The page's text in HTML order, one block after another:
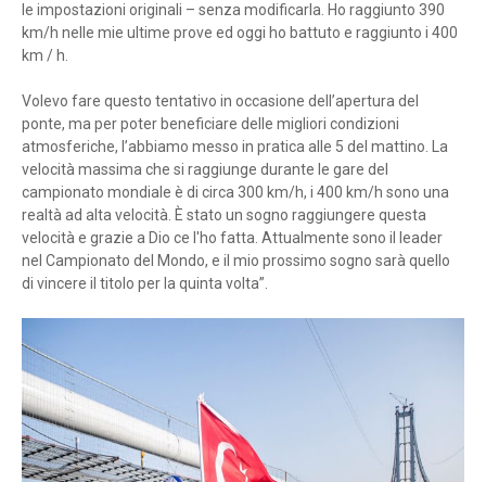
le impostazioni originali – senza modificarla. Ho raggiunto 390
km/h nelle mie ultime prove ed oggi ho battuto e raggiunto i 400
km / h.
Volevo fare questo tentativo in occasione dell’apertura del
ponte, ma per poter beneficiare delle migliori condizioni
atmosferiche, l’abbiamo messo in pratica alle 5 del mattino. La
velocità massima che si raggiunge durante le gare del
campionato mondiale è di circa 300 km/h, i 400 km/h sono una
realtà ad alta velocità. È stato un sogno raggiungere questa
velocità e grazie a Dio ce l'ho fatta. Attualmente sono il leader
nel Campionato del Mondo, e il mio prossimo sogno sarà quello
di vincere il titolo per la quinta volta”.